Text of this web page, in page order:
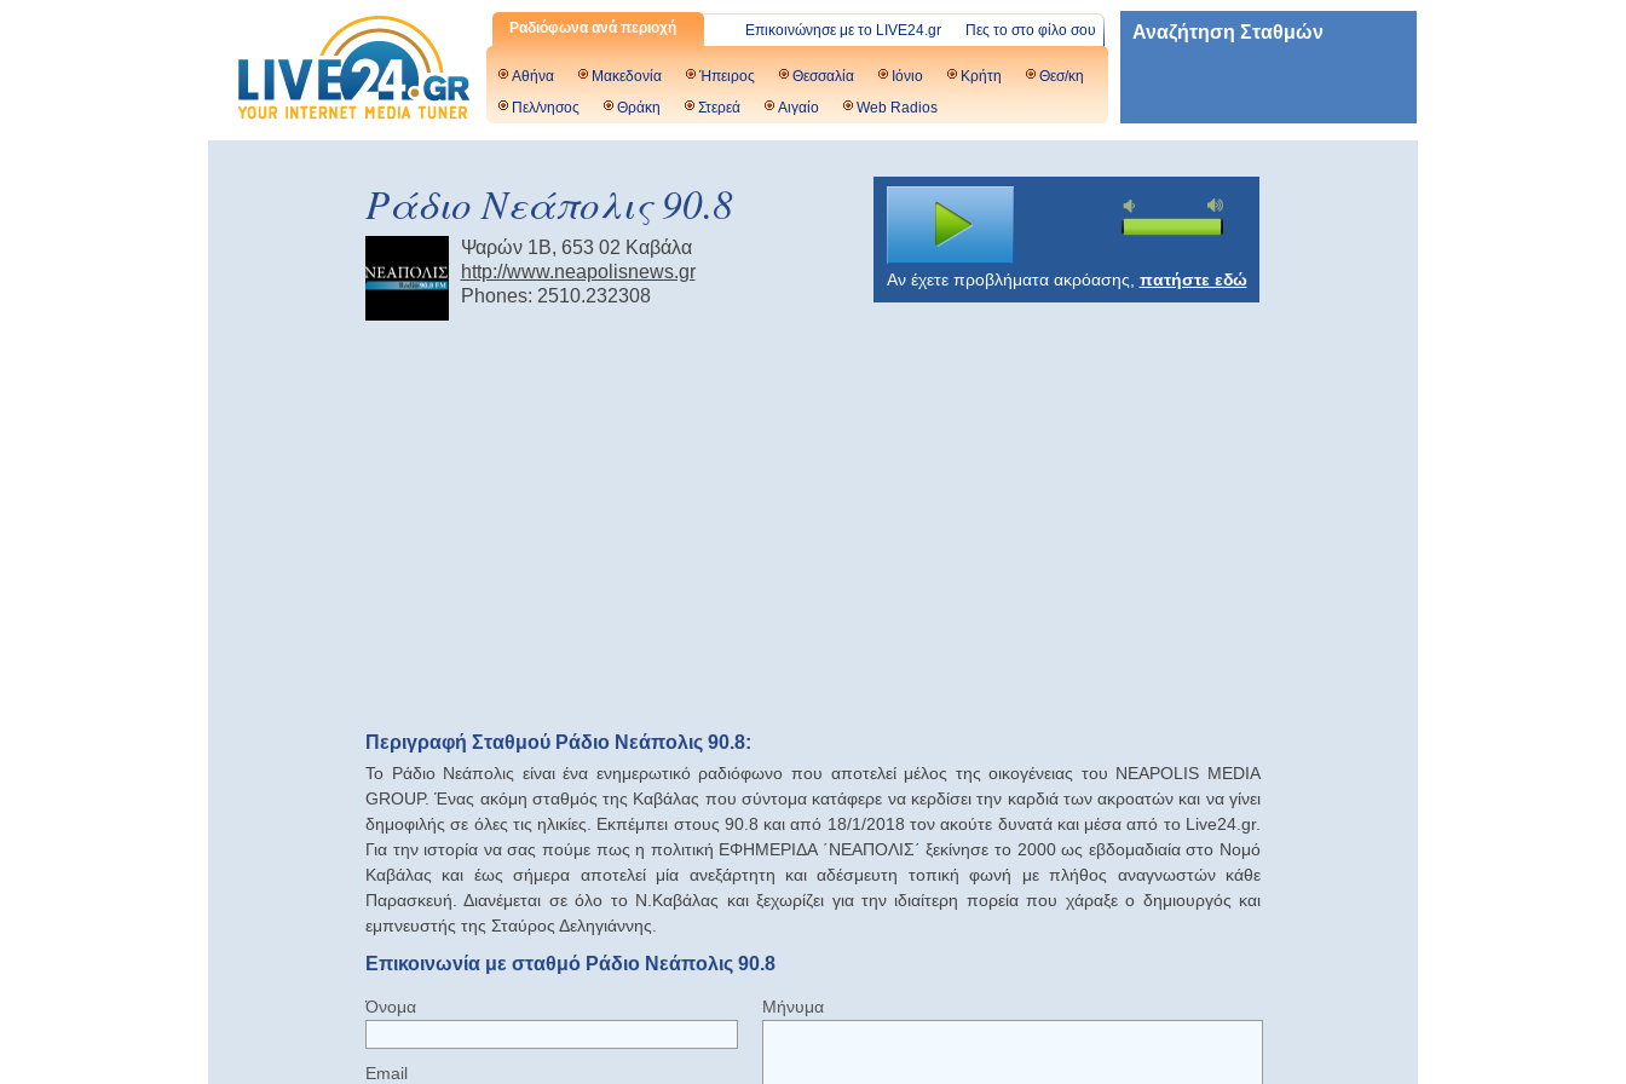
Ραδιόφωνα ανά περιοχή Πες το στο φίλο σου
Επικοινώνησε με το LIVE24.gr
Αθήνα Μακεδονία Ήπειρος Θεσσαλία Ιόνιο Κρήτη
Θεσ/κη
Πελ/νησος
Θράκη Στερεά Αιγαίο Web Radios
Αναζήτηση Σταθμών
Ράδιο Νεάπολις 90.8
Ψαρών 1Β, 653 02 Καβάλα
http://www.neapolisnews.gr
Phones: 2510.232308
Αν έχετε προβλήματα ακρόασης, πατήστε εδώ
Περιγραφή Σταθμού Ράδιο Νεάπολις 90.8:
Το Ράδιο Νεάπολις είναι ένα ενημερωτικό ραδιόφωνο που αποτελεί μέλος της οικογένειας του NEAPOLIS MEDIA
GROUP. Ένας ακόμη σταθμός της Καβάλας που σύντομα κατάφερε να κερδίσει την καρδιά των ακροατών και να γίνει
δημοφιλής σε όλες τις ηλικίες. Εκπέμπει στους 90.8 και από 18/1/2018 τον ακούτε δυνατά και μέσα από το Live24.gr.
Για την ιστορία να σας πούμε πως η πολιτική ΕΦΗΜΕΡΙΔΑ ΄ΝΕΑΠΟΛΙΣ΄ ξεκίνησε το 2000 ως εβδομαδιαία στο Νομό
Καβάλας και έως σήμερα αποτελεί μία ανεξάρτητη και αδέσμευτη τοπική φωνή με πλήθος αναγνωστών κάθε
Παρασκευή. Διανέμεται σε όλο το Ν.Καβάλας και ξεχωρίζει για την ιδιαίτερη πορεία που χάραξε ο δημιουργός και
εμπνευστής της Σταύρος Δεληγιάννης.
Επικοινωνία με σταθμό Ράδιο Νεάπολις 90.8
Όνομα
Email
Μήνυμα